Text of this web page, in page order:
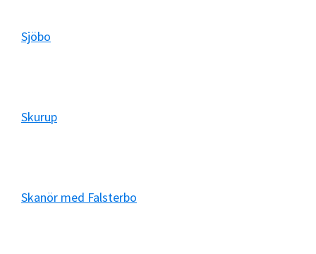
Sjöbo
Skurup
Skanör med Falsterbo